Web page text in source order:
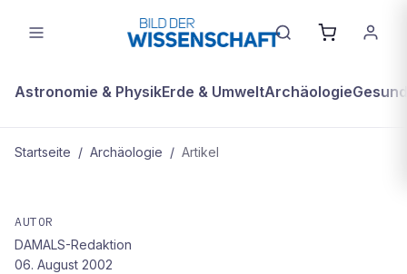
Astronomie & PhysikErde & UmweltArchäologie
Startseite / Archäologie / Artikel
Unsere Vorfahren stammen aus dem
Nahen Osten
AUTOR
DAMALS-Redaktion
06. August 2002